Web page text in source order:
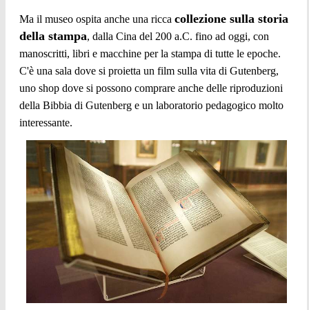
Ma il museo ospita anche una ricca collezione sulla storia
della stampa, dalla Cina del 200 a.C. fino ad oggi, con
manoscritti, libri e macchine per la stampa di tutte le epoche.
C'è una sala dove si proietta un film sulla vita di Gutenberg,
uno shop dove si possono comprare anche delle riproduzioni
della Bibbia di Gutenberg e un laboratorio pedagogico molto
interessante.